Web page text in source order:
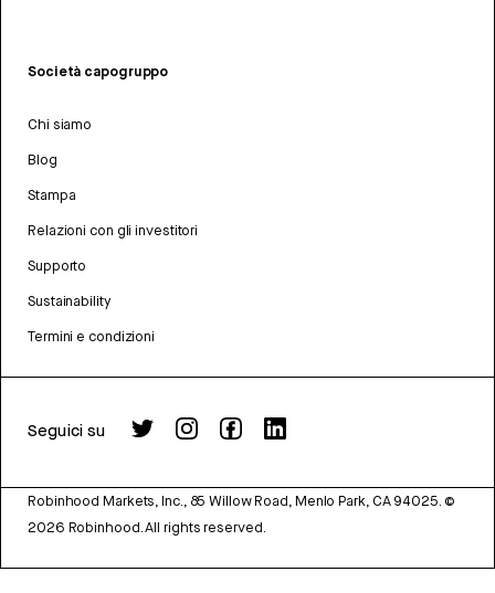
Società capogruppo
Chi siamo
Blog
Stampa
Relazioni con gli investitori
Supporto
Sustainability
Termini e condizioni
Seguici su
Robinhood Markets, Inc., 85 Willow Road, Menlo Park, CA 94025. ©
2026 Robinhood. All rights reserved.